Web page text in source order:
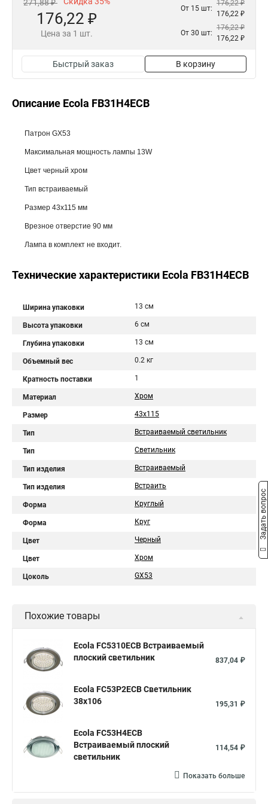
271,88 ₽
176,22 ₽
Цена за 1 шт.
От 15 шт:
176,22 ₽
176,22 ₽
От 30 шт:
176,22 ₽
176,22 ₽
Быстрый заказ В корзину
Описание Ecola FB31H4ECB
Патрон GX53
Максимальная мощность лампы 13W
Цвет черный хром
Тип встраиваемый
Размер 43x115 мм
Врезное отверстие 90 мм
Лампа в комплект не входит.
Технические характеристики Ecola FB31H4ECB
Ширина упаковки 13 см
Высота упаковки 6 см
Глубина упаковки 13 см
Объемный вес 0.2 кг
Кратность поставки 1
Материал Хром
Размер 43x115
Тип Встраиваемый светильник
Тип Светильник
Тип изделия Встраиваемый
Тип изделия Встраить
Форма Круглый
Форма Круг
Цвет Черный
Цвет Хром
Цоколь GX53
Похожие товары
Ecola FC5310ECB Встраиваемый
плоский светильник
837,04 ₽
Ecola FC53P2ECB Светильник
38x106
195,31 ₽
Ecola FC53H4ECB
Встраиваемый плоский
светильник
114,54 ₽
Показать больше
Задать вопрос